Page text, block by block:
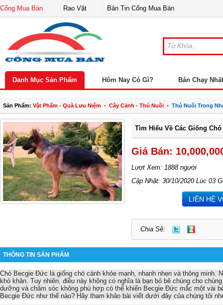
Cổng Mua Bán Rao Vặt Bản Tin Cổng Mua Bán
Danh Mục Sản Phẩm Hôm Nay Có Gì? Bán Chạy Nhất
Sản Phẩm:Vật Phẩm - Quà Lưu Niệm-Cây Cảnh - Thú Nuôi-Thú Nuôi Trong
Tìm Hiểu Về Các Giống
Giá Bán:
Lượt Xem: 1888 người
Cập Nhật: 30/10/2020 Lúc 03
LIÊN HỆ
Chia Sẽ:
THÔNG TIN SẢN PHẨM
Chó Becgie Đức là giống chó cảnh khỏe mạnh, nhanh nhẹn và thông minh.
khó khăn. Tuy nhiên, điều này không có nghĩa là bạn bỏ bê chúng cho
dưỡng và chăm sóc không phù hợp có thể khiến Becgie Đức mắc một vài
Becgie Đức như thế nào? Hãy tham khảo bài viết dưới đây của chúng tôi